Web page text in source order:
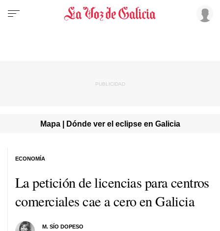
Mapa | Dónde ver el eclipse en Galicia
La petición de licencias para centros
comerciales cae a cero en Galicia
M. SÍO DOPESO
ECONOMÍA